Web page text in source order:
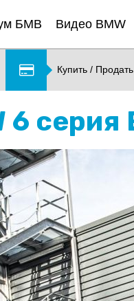
БМВ Видео BMW
Купить /
6 серия